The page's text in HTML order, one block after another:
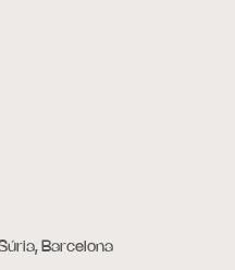
Barcelona